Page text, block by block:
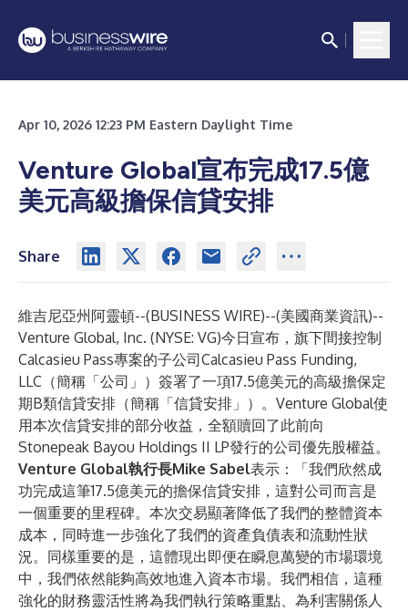
Apr 10, 2026 12:23 PM Eastern Daylight Time
Venture Global宣布完成17.5億
美元高級擔保信貸安排
Share
維吉尼亞州阿靈頓--(BUSINESS WIRE)--(美國商業資訊)--
Venture Global, Inc. (NYSE: VG)今日宣布，旗下間接控制
Calcasieu Pass專案的子公司Calcasieu Pass Funding,
LLC（簡稱「公司」）簽署了一項17.5億美元的高級擔保定
期B類信貸安排（簡稱「信貸安排」）。Venture Global使
用本次信貸安排的部分收益，全額贖回了此前向
Stonepeak Bayou Holdings II LP發行的公司優先股權益。
Venture Global執行長Mike Sabel表示：「我們欣然成
功完成這筆17.5億美元的擔保信貸安排，這對公司而言是
一個重要的里程碑。本次交易顯著降低了我們的整體資本
成本，同時進一步強化了我們的資產負債表和流動性狀
況。同樣重要的是，這體現出即便在瞬息萬變的市場環境
中，我們依然能夠高效地進入資本市場。我們相信，這種
強化的財務靈活性將為我們執行策略重點、為利害關係人